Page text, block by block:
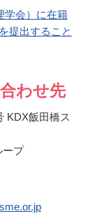
学会）に在籍
提出すること
わせ先
KDX飯田橋ス
プ